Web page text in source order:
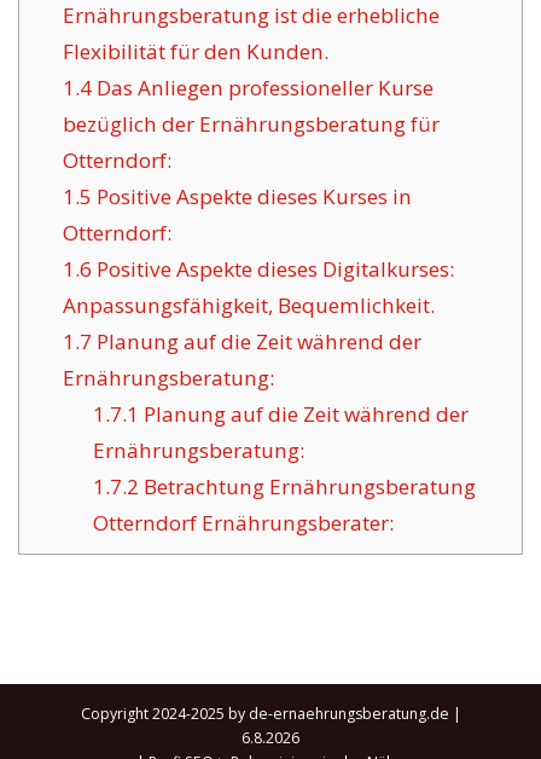
Ernährungsberatung ist die erhebliche
Flexibilität für den Kunden.
1.4Das Anliegen professioneller Kurse
bezüglich der Ernährungsberatung für
Otterndorf:
1.5 Positive Aspekte dieses Kurses in
Otterndorf:
1.6 Positive Aspekte dieses Digitalkurses:
Anpassungsfähigkeit, Bequemlichkeit.
1.7 Planung auf die Zeit während der
Ernährungsberatung:
1.7.1 Planung auf die Zeit während der
Ernährungsberatung:
1.7.2 Betrachtung Ernährungsberatung
Otterndorf Ernährungsberater:
Copyright 2024-2025 by de-ernaehrungsberatung.de |
6.8.2026